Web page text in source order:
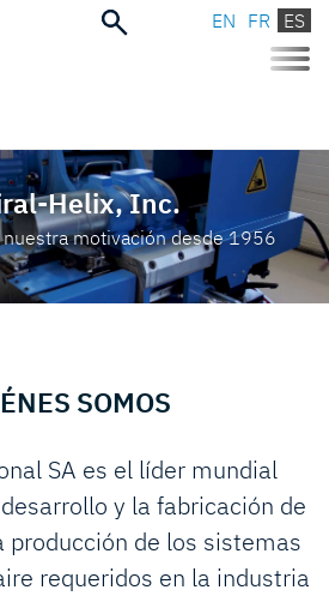
Toggle
EN FR ES
Helix, Inc.
nuestra motivación desde 1956
SOMOS
SA es el líder mundial
y la fabricación de
producción de los sistemas
requeridos en la industria